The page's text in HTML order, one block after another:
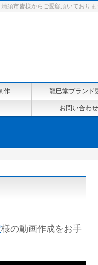
須市皆様からご愛顧頂いておりま
作 龍巳堂ブランド
お問い合わせ
様の動画作成をお手